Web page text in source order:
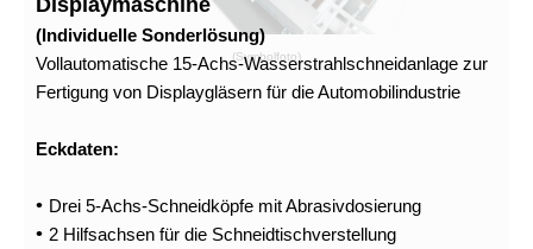
(Symbolfoto)
Displaymaschine
(Individuelle Sonderlösung)
Vollautomatische 15-Achs-Wasserstrahlschneidanlage zur
Fertigung von Displaygläsern für die Automobilindustrie
Eckdaten:
• Drei 5-Achs-Schneidköpfe mit Abrasivdosierung
• 2 Hilfsachsen für die Schneidtischverstellung